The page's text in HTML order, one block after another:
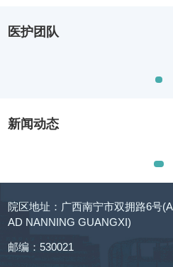
医护团队
新闻动态
院区地址：广西南宁市双拥路6号
AD NANNING GUANGXI)
邮编：530021